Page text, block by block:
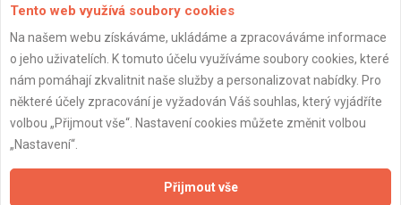
Aktualizováno z portálu ARES dne 31.12.2024 20:00:09
Důležité informace
Zásady pro používání souborů cookie
Tento web využívá soubory cookies
Na našem webu získáváme, ukládáme a zpracováváme informace
o jeho uživatelích. K tomuto účelu využíváme soubory cookies, které
nám pomáhají zkvalitnit naše služby a personalizovat nabídky. Pro
některé účely zpracování je vyžadován Váš souhlas, který vyjádříte
volbou „Přijmout vše“. Nastavení cookies můžete změnit volbou
„Nastavení“.
Přijmout vše